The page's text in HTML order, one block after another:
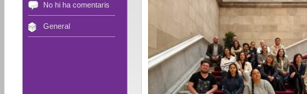
No hi ha comentaris
General